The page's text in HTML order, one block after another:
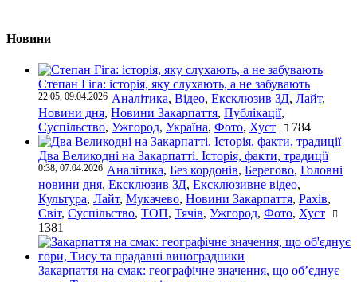
Новини
Степан Гіга: історія, яку слухають, а не забувають
22:05, 09.04.2026 Аналітика, Відео, Ексклюзив ЗД, Лайт,
Новини дня, Новини Закарпаття, Публікації,
Суспільство, Ужгород, Україна, Фото, Хуст 784
Два Великодні на Закарпатті. Історія, факти, традиції
0:38, 07.04.2026 Аналітика, Без кордонів, Берегово, Головні
новини дня, Ексклюзив ЗД, Ексклюзивне відео,
Культура, Лайт, Мукачево, Новини Закарпаття, Рахів,
Світ, Суспільство, ТОП, Тячів, Ужгород, Фото, Хуст
1381
Закарпаття на смак: географічне значення, що об’єднує